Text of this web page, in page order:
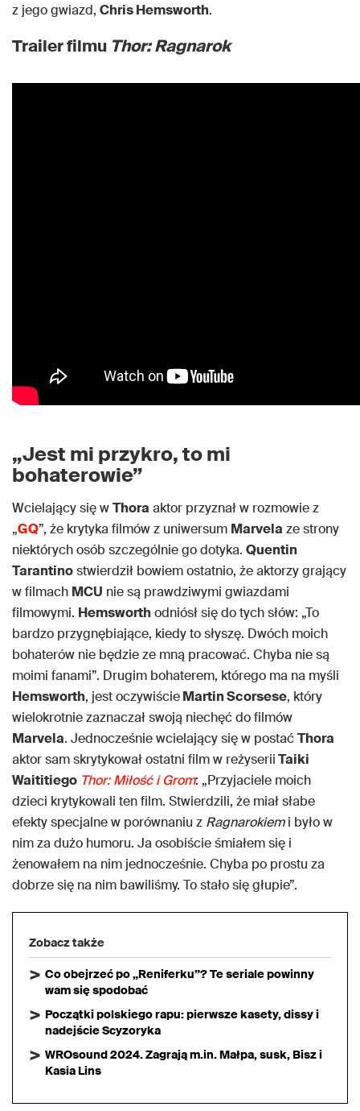
z jego gwiazd, Chris Hemsworth.
Trailer filmu Thor: Ragnarok
„Jest mi przykro, to mi
bohaterowie”
Wcielający się wThora aktor przyznał w rozmowie z
„GQ”, że krytyka filmów z uniwersum Marvela ze strony
niektórych osób szczególnie go dotyka. Quentin
Tarantinostwierdził bowiem ostatnio, że aktorzy grający
w filmach MCU nie są prawdziwymi gwiazdami
filmowymi. Hemsworthodniósł się do tych słów: „To
bardzo przygnębiające, kiedy to słyszę. Dwóch moich
bohaterów nie będzie ze mną pracować. Chyba nie są
moimi fanami”. Drugim bohaterem, którego ma na myśli
Hemsworth, jest oczywiścieMartin Scorsese, który
wielokrotnie zaznaczał swoją niechęć do filmów
Marvela. Jednocześnie wcielający się w postaćThora
aktor sam skrytykował ostatni film w reżyseriiTaiki
Waititiego Thor: Miłość i Grom: „Przyjaciele moich
dzieci krytykowali ten film. Stwierdzili, że miał słabe
efekty specjalne w porównaniu z Ragnarokiemi było w
nim za dużo humoru. Ja osobiście śmiałem się i
żenowałem na nim jednocześnie. Chyba po prostu za
dobrze się na nim bawiliśmy. To stało się głupie”.
Zobacz także
Co obejrzeć po „Reniferku”? Te seriale powinny
wam się spodobać
Początki polskiego rapu: pierwsze kasety, dissy i
nadejście Scyzoryka
WROsound 2024. Zagrają m.in. Małpa, susk, Bisz i
Kasia Lins